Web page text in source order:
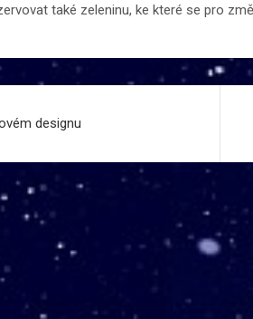
také zeleninu, ke které se pro
designu